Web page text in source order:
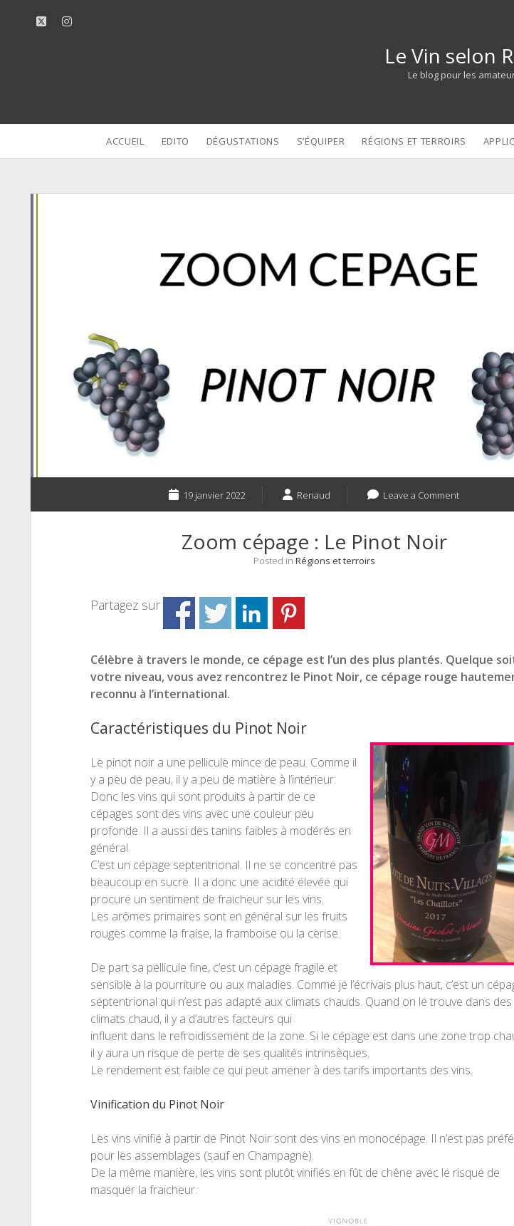
twitterinstagram
Le Vin selon
Le blog pour les
ACCUEIL EDITO DÉGUSTATIONS S’ÉQUIPER RÉGIONS ET TERROIRS
19 janvier 2022 Renaud Leave a Comment
Zoom cépage : Le Pinot Noir
Posted in Régions et terroirs
Partagez sur
Célèbre à travers le monde, ce cépage est l’un des plus plantés. Quelque
votre niveau, vous avez rencontrez le Pinot Noir, ce cépage rouge
reconnu à l’international.
Caractéristiques du Pinot Noir
Le pinot noir a une pellicule mince de peau. Comme il
y a peu de peau, il y a peu de matière à l’intérieur.
Donc les vins qui sont produits à partir de ce
cépages sont des vins avec une couleur peu
profonde. Il a aussi des tanins faibles à modérés en
général.
C’est un cépage septentrional. Il ne se concentre pas
beaucoup en sucre. Il a donc une acidité élevée qui
procure un sentiment de fraicheur sur les vins.
Les arômes primaires sont en général sur les fruits
rouges comme la fraise, la framboise ou la cerise.
De part sa pellicule fine, c’est un cépage fragile et
sensible à la pourriture ou aux maladies. Comme je l’écrivais plus haut, c’est un
septentrional qui n’est pas adapté aux climats chauds. Quand on le trouve dans des
climats chaud, il y a d’autres facteurs qui
influent dans le refroidissement de la zone. Si le cépage est dans une zone trop
il y aura un risque de perte de ses qualités intrinsèques.
Le rendement est faible ce qui peut amener à des tarifs importants des vins.
Vinification du Pinot Noir
Les vins vinifié à partir de Pinot Noir sont des vins en monocépage. Il n’est pas
pour les assemblages (sauf en Champagne).
De la même manière, les vins sont plutôt vinifiés en fût de chêne avec le risque de
masquer la fraicheur.